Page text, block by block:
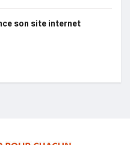
son site internet